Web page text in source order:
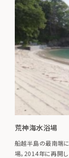
荒神海水浴場
船越半島の最南端
場。2014年に再開し